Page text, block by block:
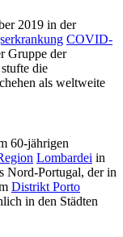
2019 in der
COVID-
Gruppe der
die
als weltweite
60-jährigen
Lombardei in
Nord-Portugal, der in
Distrikt Porto
in den Städten